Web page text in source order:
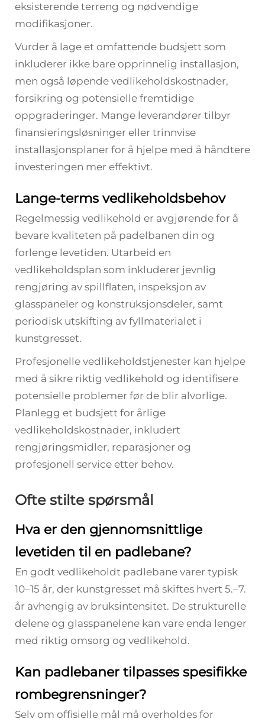
eksisterende terreng og nødvendige
modifikasjoner.
Vurder å lage et omfattende budsjett som
inkluderer ikke bare opprinnelig installasjon,
men også løpende vedlikeholdskostnader,
forsikring og potensielle fremtidige
oppgraderinger. Mange leverandører tilbyr
finansieringsløsninger eller trinnvise
installasjonsplaner for å hjelpe med å håndtere
investeringen mer effektivt.
Lange-terms vedlikeholdsbehov
Regelmessig vedlikehold er avgjørende for å
bevare kvaliteten på padelbanen din og
forlenge levetiden. Utarbeid en
vedlikeholdsplan som inkluderer jevnlig
rengjøring av spillflaten, inspeksjon av
glasspaneler og konstruksjonsdeler, samt
periodisk utskifting av fyllmaterialet i
kunstgresset.
Profesjonelle vedlikeholdstjenester kan hjelpe
med å sikre riktig vedlikehold og identifisere
potensielle problemer før de blir alvorlige.
Planlegg et budsjett for årlige
vedlikeholdskostnader, inkludert
rengjøringsmidler, reparasjoner og
profesjonell service etter behov.
Ofte stilte spørsmål
Hva er den gjennomsnittlige
levetiden til en padlebane?
En godt vedlikeholdt padlebane varer typisk
10–15 år, der kunstgresset må skiftes hvert 5.–7.
år avhengig av bruksintensitet. De strukturelle
delene og glasspanelene kan vare enda lenger
med riktig omsorg og vedlikehold.
Kan padlebaner tilpasses spesifikke
rombegrensninger?
Selv om offisielle mål må overholdes for